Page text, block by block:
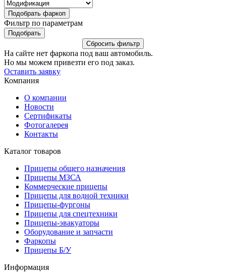
Фильтр по параметрам
На сайте нет фаркопа под ваш автомобиль.
Но мы можем привезти его под заказ.
Оставить заявку
Компания
О компании
Новости
Сертификаты
Фотогалерея
Контакты
Каталог товаров
Прицепы общего назначения
Прицепы МЗСА
Коммерческие прицепы
Прицепы для водной техники
Прицепы-фургоны
Прицепы для спецтехники
Прицепы-эвакуаторы
Оборудование и запчасти
Фаркопы
Прицепы Б/У
Информация